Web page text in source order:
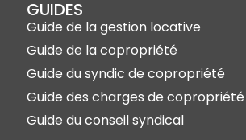
GUIDES
Guide de la gestion locative
Guide de la copropriété
Guide du syndic de copropriété
Guide des charges de copropriété
Guide du conseil syndical